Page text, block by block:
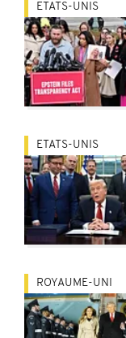
ETATS-UNIS
ETATS-UNIS
ROYAUME-UNI